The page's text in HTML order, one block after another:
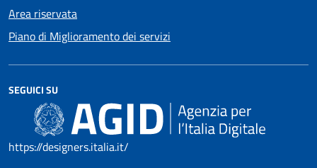
Area riservata
Piano di Miglioramento dei servizi
SEGUICI SU
https://designers.italia.it/